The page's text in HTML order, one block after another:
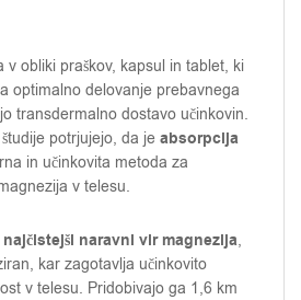
v obliki praškov, kapsul in tablet, ki
optimalno delovanje prebavnega
transdermalno dostavo učinkovin.
potrjujejo, da je absorpcija
in učinkovita metoda za
v telesu.
najčistejši naravni vir magnezija,
kar zagotavlja učinkovito
v telesu. Pridobivajo ga 1,6 km